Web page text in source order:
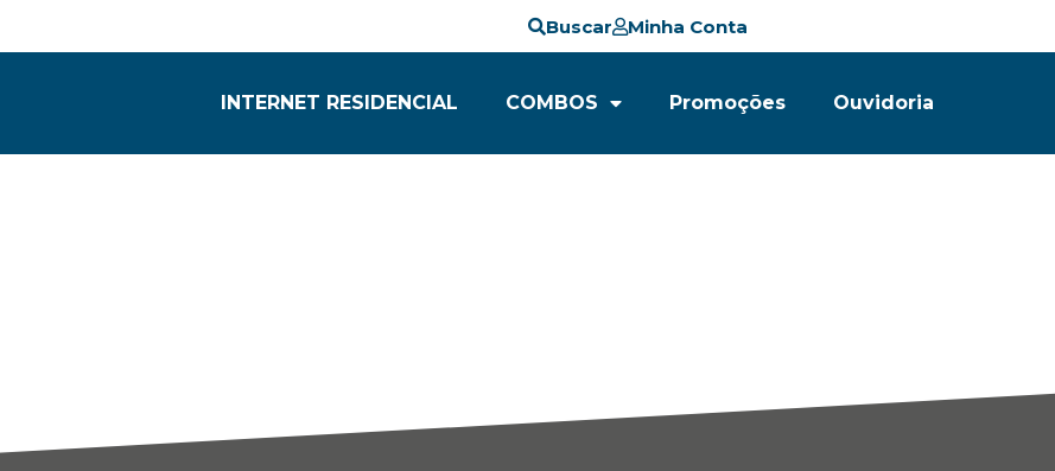
Buscar Minha Conta
INTERNET RESIDENCIAL COMBOS Promoções Ouvidoria